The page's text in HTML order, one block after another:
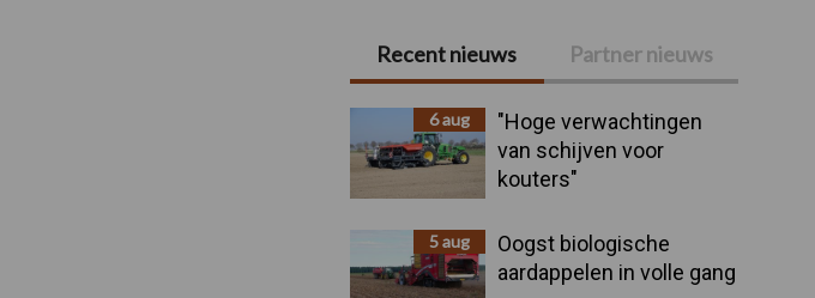
Primaire
Sidebar
Recent nieuws Partner nieuws
6 aug
"Hoge verwachtingen
van schijven voor
kouters"
5 aug
Oogst biologische
aardappelen in volle gang